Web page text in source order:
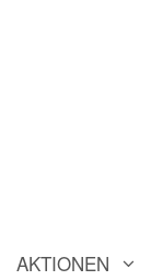
AKTIONEN